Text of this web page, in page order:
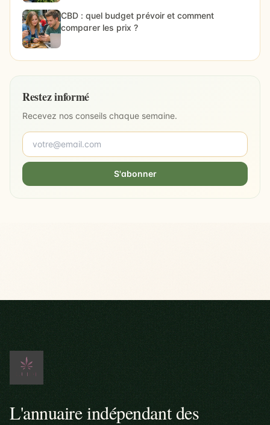
CBD : quel budget prévoir et comment
comparer les prix ?
Restez informé
Recevez nos conseils chaque semaine.
S'abonner
L'annuaire indépendant des